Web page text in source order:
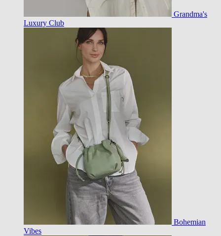
Grandma's
Luxury Club
Bohemian
Vibes